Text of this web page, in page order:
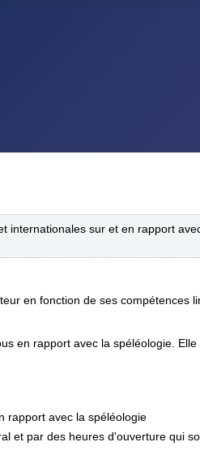
sur et en rapport
en fonction de ses compétences
en rapport avec la spéléologie.
rapport avec la spéléologie
et par des heures d'ouverture qui